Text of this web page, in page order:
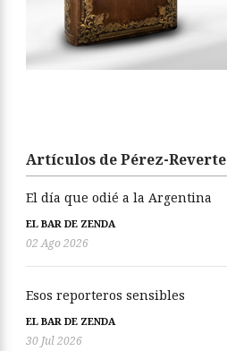
Artículos de Pérez-Reverte
El día que odié a la Argentina
EL BAR DE ZENDA
02 Ago 2026
Esos reporteros sensibles
EL BAR DE ZENDA
30 Jul 2026